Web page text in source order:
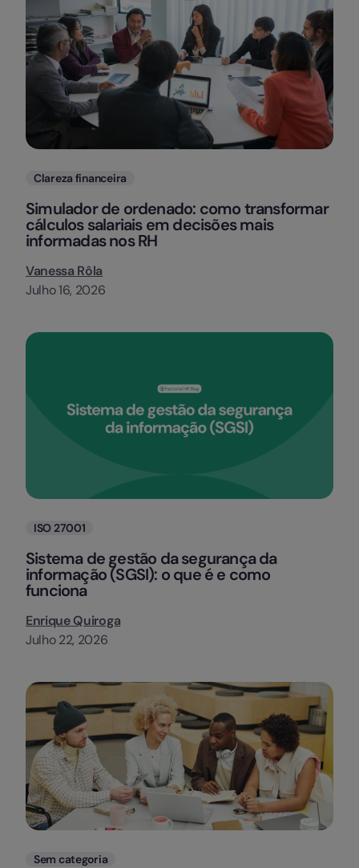
Categorias
Clareza financeira
Simulador de ordenado: como transformar
cálculos salariais em decisões mais
informadas nos RH
Vanessa Rôla
Julho 16, 2026
Categorias
ISO 27001
Sistema de gestão da segurança da
informação (SGSI): o que é e como
funciona
Enrique Quiroga
Julho 22, 2026
Categorias
Sem categoria